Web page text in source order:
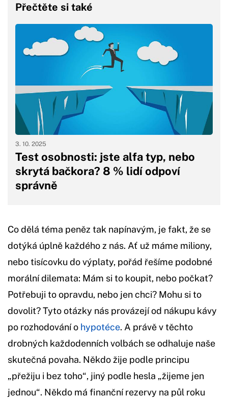
Přečtěte si také
Test osobnosti: jste alfa typ, nebo
skrytá bačkora? 8 % lidí odpoví
správně
3. 10. 2025
Co dělá téma peněz tak napínavým, je fakt, že se
dotýká úplně každého z nás. Ať už máme miliony,
nebo tisícovku do výplaty, pořád řešíme podobné
morální dilemata: Mám si to koupit, nebo počkat?
Potřebuji to opravdu, nebo jen chci? Mohu si to
dovolit? Tyto otázky nás provázejí od nákupu kávy
po rozhodování o hypotéce. A právě v těchto
drobných každodenních volbách se odhaluje naše
skutečná povaha. Někdo žije podle principu
„přežiju i bez toho“, jiný podle hesla „žijeme jen
jednou“. Někdo má finanční rezervy na půl roku